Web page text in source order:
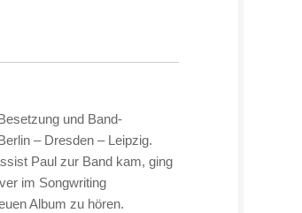
und Band-
– Dresden – Leipzig.
Paul zur Band kam, ging
im Songwriting
Album zu hören.